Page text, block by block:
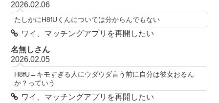
2026.02.06
たしかにH8fUくんについては分からんでもない
ワイ、マッチングアプリを再開したい
名無しさん
2026.02.05
H8fU←キモすぎる人にウダウダ言う前に自分は彼女おるん
か？っていう
ワイ、マッチングアプリを再開したい